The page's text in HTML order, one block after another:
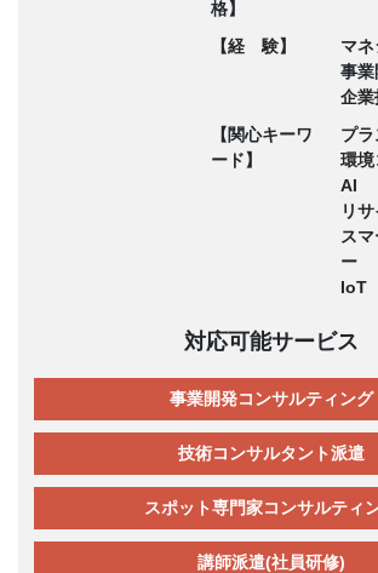
格】
【経 験】
マ
事業
企
【関心キーワ
ード】
プラ
環境
AI
リ
ス
ー
IoT
対応可能サービス
事業開発コンサルティング
技術コンサルタント派遣
スポット専門家コンサルティ
講師派遣(社員研修)